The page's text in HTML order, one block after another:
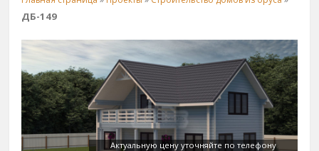
ДБ-149
Актуальную цену уточняйте по телефону